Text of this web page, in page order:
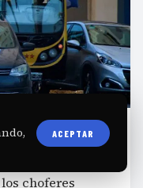
Necochea y
debido
choferes
ACEPTAR